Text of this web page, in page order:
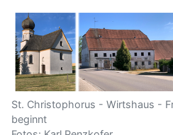
St. Christophorus - Wirtshaus -
beginnt